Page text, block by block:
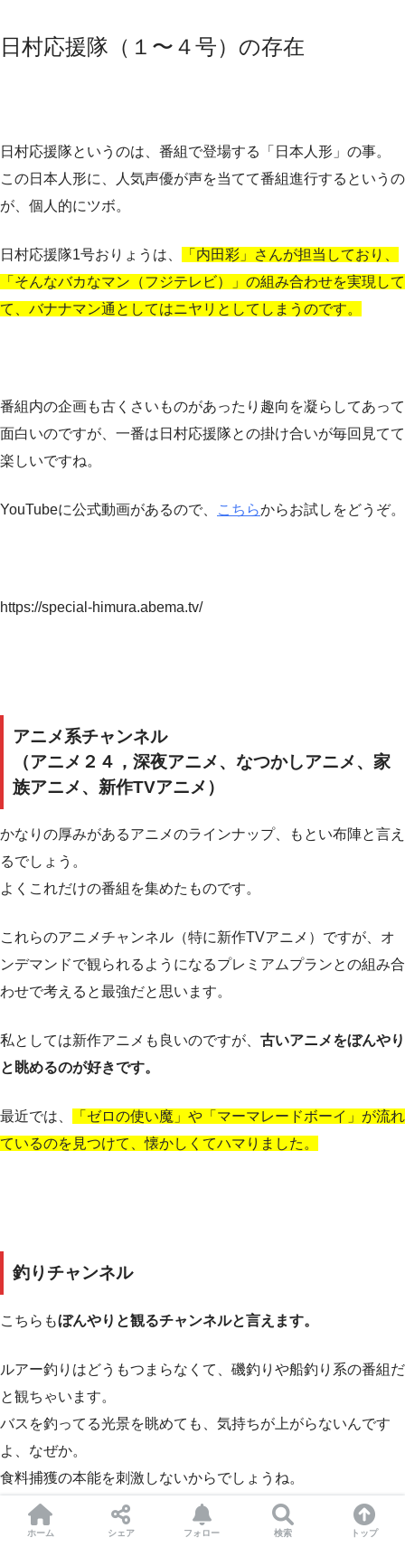
日村応援隊（１〜４号）の存在
日村応援隊というのは、番組で登場する「日本人形」の事。
この日本人形に、人気声優が声を当てて番組進行するというの
が、個人的にツボ。
日村応援隊1号おりょうは、
「内田彩」さんが担当しており、
「そんなバカなマン（フジテレビ）」の組み合わせを実現して
て、バナナマン通としてはニヤリとしてしまうのです。
番組内の企画も古くさいものがあったり趣向を凝らしてあって
面白いのですが、一番は日村応援隊との掛け合いが毎回見てて
楽しいですね。
YouTubeに公式動画があるので、 こちらからお試しをどうぞ。
https://special-himura.abema.tv/
アニメ系チャンネル
（アニメ２４，深夜アニメ、なつかしアニメ、家
族アニメ、新作TVアニメ）
かなりの厚みがあるアニメのラインナップ、もとい布陣と言え
るでしょう。
よくこれだけの番組を集めたものです。
これらのアニメチャンネル（特に新作TVアニメ）ですが、オ
ンデマンドで観られるようになるプレミアムプランとの組み合
わせで考えると最強だと思います。
私としては新作アニメも良いのですが、 古いアニメをぼんやり
と眺めるのが好きです。
最近では、
「ゼロの使い魔」や「マーマレードボーイ」が流れ
ているのを見つけて、懐かしくてハマりました。
釣りチャンネル
こちらもぼんやりと観るチャンネルと言えます。
ルアー釣りはどうもつまらなくて、磯釣りや船釣り系の番組だ
と観ちゃいます。
バスを釣ってる光景を眺めても、気持ちが上がらないんです
よ、なぜか。
食料捕獲の本能を刺激しないからでしょうね。
ホーム シェア フォロー 検索 トップ